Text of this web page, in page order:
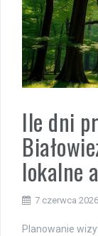
Ile dni
lokalne
7 czerwca 2026
Planowanie